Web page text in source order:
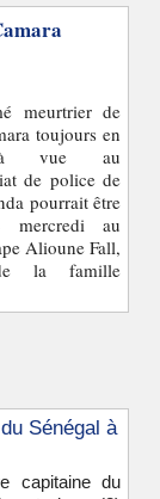
meurtrier de
toujours en
vue au
de police de
pourrait être
mercredi au
Alioune Fall,
la famille
Sénégal à
capitaine du